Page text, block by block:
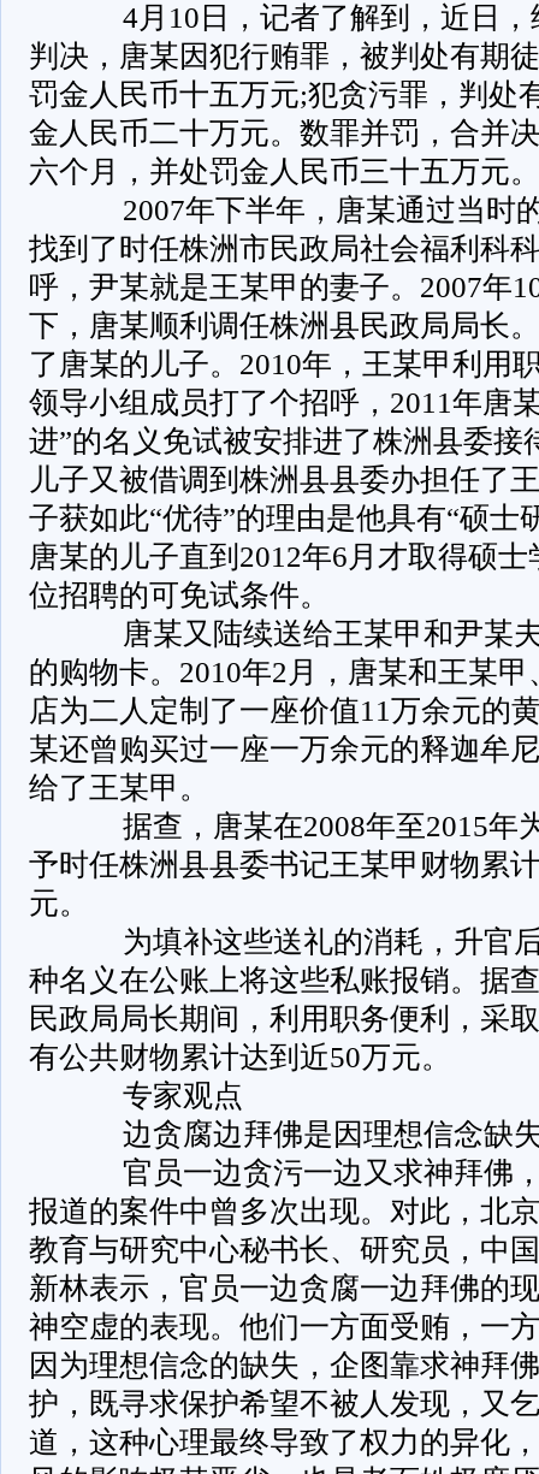
4月10日，记者了解到，近日，
判决，唐某因犯行贿罪，被判处有期
罚金人民币十五万元;犯贪污罪，判处
金人民币二十万元。数罪并罚，合并
六个月，并处罚金人民币三十五万元。
2007年下半年，唐某通过当时
找到了时任株洲市民政局社会福利科
呼，尹某就是王某甲的妻子。2007年
下，唐某顺利调任株洲县民政局局长
了唐某的儿子。2010年，王某甲利用
领导小组成员打了个招呼，2011年唐
进”的名义免试被安排进了株洲县委接
儿子又被借调到株洲县县委办担任了
子获如此“优待”的理由是他具有“硕士
唐某的儿子直到2012年6月才取得硕
位招聘的可免试条件。
唐某又陆续送给王某甲和尹某夫
的购物卡。2010年2月，唐某和王某
店为二人定制了一座价值11万余元的
某还曾购买过一座一万余元的释迦牟
给了王某甲。
据查，唐某在2008年至2015年
予时任株洲县县委书记王某甲财物累
元。
为填补这些送礼的消耗，升官后
种名义在公账上将这些私账报销。据
民政局局长期间，利用职务便利，采
有公共财物累计达到近50万元。
专家观点
边贪腐边拜佛是因理想信念缺
官员一边贪污一边又求神拜佛，
报道的案件中曾多次出现。对此，北
教育与研究中心秘书长、研究员，中
新林表示，官员一边贪腐一边拜佛的
神空虚的表现。他们一方面受贿，一
因为理想信念的缺失，企图靠求神拜
护，既寻求保护希望不被人发现，又
道，这种心理最终导致了权力的异化